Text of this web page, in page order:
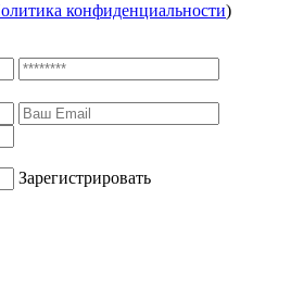
конфиденциальности)
Зарегистрировать